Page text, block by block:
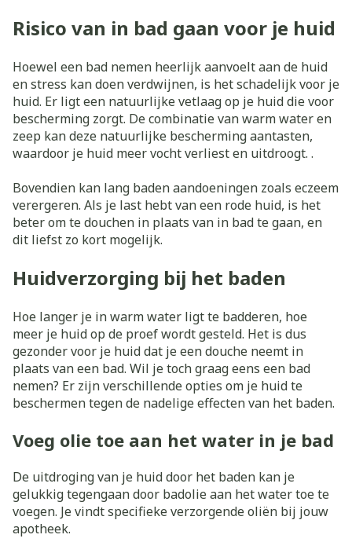
Risico van in bad gaan voor je huid
Hoewel een bad nemen heerlijk aanvoelt aan de huid
en stress kan doen verdwijnen, is het schadelijk voor je
huid. Er ligt een natuurlijke vetlaag op je huid die voor
bescherming zorgt. De combinatie van warm water en
zeep kan deze natuurlijke bescherming aantasten,
waardoor je huid meer vocht verliest en uitdroogt. .
Bovendien kan lang baden aandoeningen zoals eczeem
verergeren. Als je last hebt van een rode huid, is het
beter om te douchen in plaats van in bad te gaan, en
dit liefst zo kort mogelijk.
Huidverzorging bij het baden
Hoe langer je in warm water ligt te badderen, hoe
meer je huid op de proef wordt gesteld. Het is dus
gezonder voor je huid dat je een douche neemt in
plaats van een bad. Wil je toch graag eens een bad
nemen? Er zijn verschillende opties om je huid te
beschermen tegen de nadelige effecten van het baden.
Voeg olie toe aan het water in je bad
De uitdroging van je huid door het baden kan je
gelukkig tegengaan door badolie aan het water toe te
voegen. Je vindt specifieke verzorgende oliën bij jouw
apotheek.